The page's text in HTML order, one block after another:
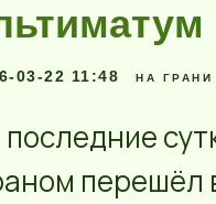
03-22 11:48 НА ГРАНИ
последние
перешёл